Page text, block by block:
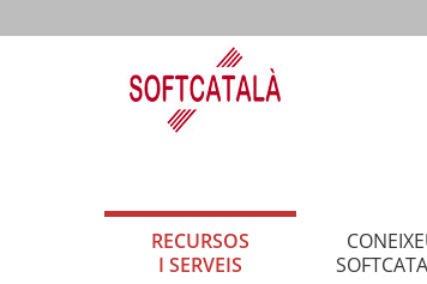
RECURSOS
I SERVEIS